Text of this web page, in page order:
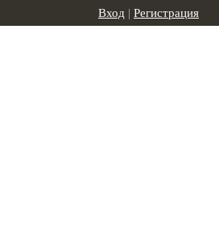
Вход | Регистрация